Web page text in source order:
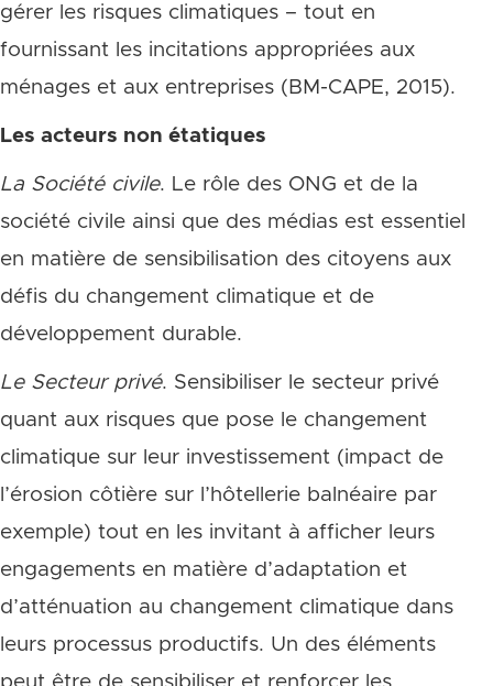
gérer les risques climatiques – tout en
fournissant les incitations appropriées aux
ménages et aux entreprises (BM-CAPE, 2015).
Les acteurs non étatiques
La Société civile. Le rôle des ONG et de la
société civile ainsi que des médias est essentiel
en matière de sensibilisation des citoyens aux
défis du changement climatique et de
développement durable.
Le Secteur privé. Sensibiliser le secteur privé
quant aux risques que pose le changement
climatique sur leur investissement (impact de
l’érosion côtière sur l’hôtellerie balnéaire par
exemple) tout en les invitant à afficher leurs
engagements en matière d’adaptation et
d’atténuation au changement climatique dans
leurs processus productifs. Un des éléments